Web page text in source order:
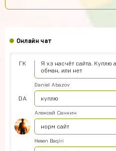
Онлайн чат
ГК
Я хз насчёт сайта. Куплю
обман, или нет
DA
Daniel Abazov
куплю
Алексей Санкин
норм сайт
Hesen Baqiri